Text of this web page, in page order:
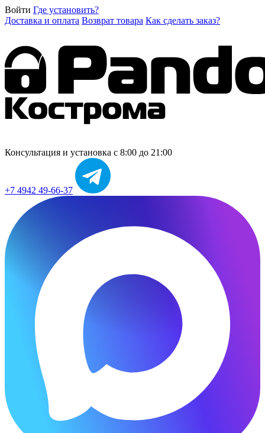
Войти Где установить?
Доставка и оплата Возврат товара Как сделать заказ?
Консультация и установка с 8:00 до 21:00
+7 4942 49-66-37